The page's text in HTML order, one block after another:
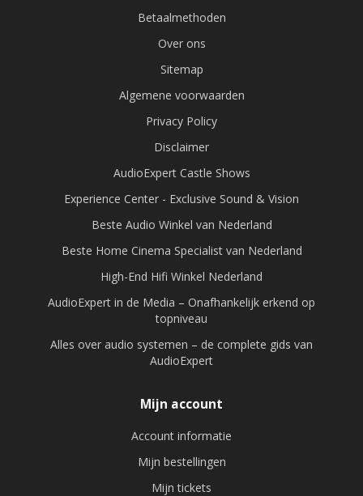
Betaalmethoden
Over ons
Sitemap
Algemene voorwaarden
Privacy Policy
Disclaimer
AudioExpert Castle Shows
Experience Center - Exclusive Sound & Vision
Beste Audio Winkel van Nederland
Beste Home Cinema Specialist van Nederland
High-End Hifi Winkel Nederland
AudioExpert in de Media – Onafhankelijk erkend op
topniveau
Alles over audio systemen – de complete gids van
AudioExpert
Mijn account
Account informatie
Mijn bestellingen
Mijn tickets